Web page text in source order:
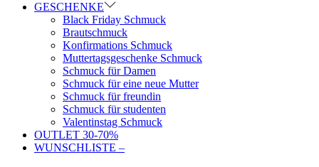
GESCHENKE
Black Friday Schmuck
Brautschmuck
Konfirmations Schmuck
Muttertagsgeschenke Schmuck
Schmuck für Damen
Schmuck für eine neue Mutter
Schmuck für freundin
Schmuck für studenten
Valentinstag Schmuck
OUTLET 30-70%
WUNSCHLISTE –